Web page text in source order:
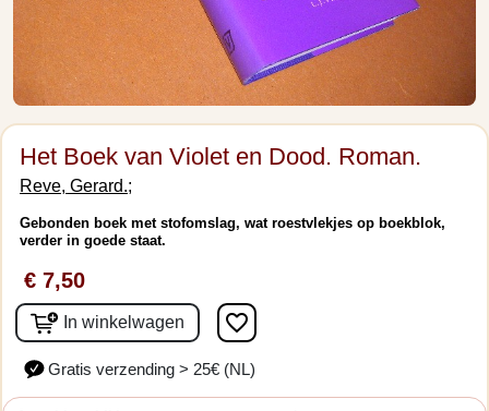
Het Boek van Violet en Dood. Roman.
Reve, Gerard.;
Gebonden boek met stofomslag, wat roestvlekjes op boekblok,
verder in goede staat.
€ 7,50
In winkelwagen favorite_border
Gratis verzending > 25€ (NL)